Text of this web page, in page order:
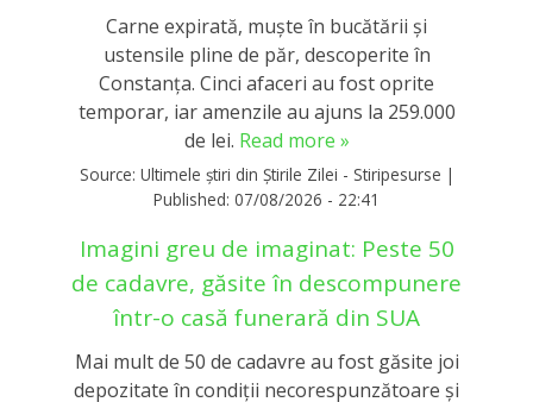
Carne expirată, muște în bucătării și
ustensile pline de păr, descoperite în
Constanța. Cinci afaceri au fost oprite
temporar, iar amenzile au ajuns la 259.000
de lei. Read more »
Source: Ultimele știri din Știrile Zilei - Stiripesurse |
Published: 07/08/2026 - 22:41
Imagini greu de imaginat: Peste 50
de cadavre, găsite în descompunere
într-o casă funerară din SUA
Mai mult de 50 de cadavre au fost găsite joi
depozitate în condiții necorespunzătoare și